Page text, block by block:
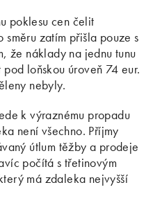
poklesu cen čelit
směru zatím přišla pouze s
že náklady na jednu tunu
loňskou úroveň 74 eur.
nebyly.
k výraznému propadu
není všechno. Příjmy
útlum těžby a prodeje
počítá s třetinovým
má zdaleka nejvyšší